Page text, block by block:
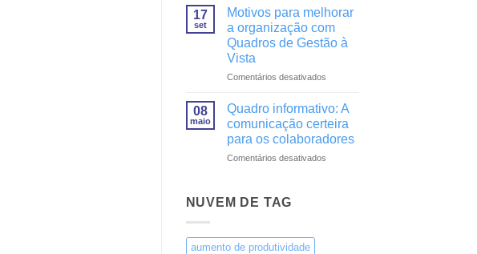
da
visual
com
de
17
set
Motivos para melhorar
a organização com
Quadros de Gestão à
Vista
Comentários desativadosem
melhorar
a
organização
com
08
maio
Quadro informativo: A
comunicação certeira
para os colaboradores
Comentários desativadosem
NUVEM DE TAG
aumento de produtividade